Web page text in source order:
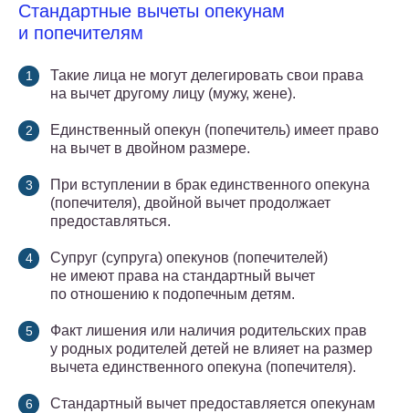
Стандартные вычеты опекунам
и попечителям
Такие лица не могут делегировать свои права
на вычет другому лицу (мужу, жене).
Единственный опекун (попечитель) имеет право
на вычет в двойном размере.
При вступлении в брак единственного опекуна
(попечителя), двойной вычет продолжает
предоставляться.
Супруг (супруга) опекунов (попечителей)
не имеют права на стандартный вычет
по отношению к подопечным детям.
Факт лишения или наличия родительских прав
у родных родителей детей не влияет на размер
вычета единственного опекуна (попечителя).
Стандартный вычет предоставляется опекунам